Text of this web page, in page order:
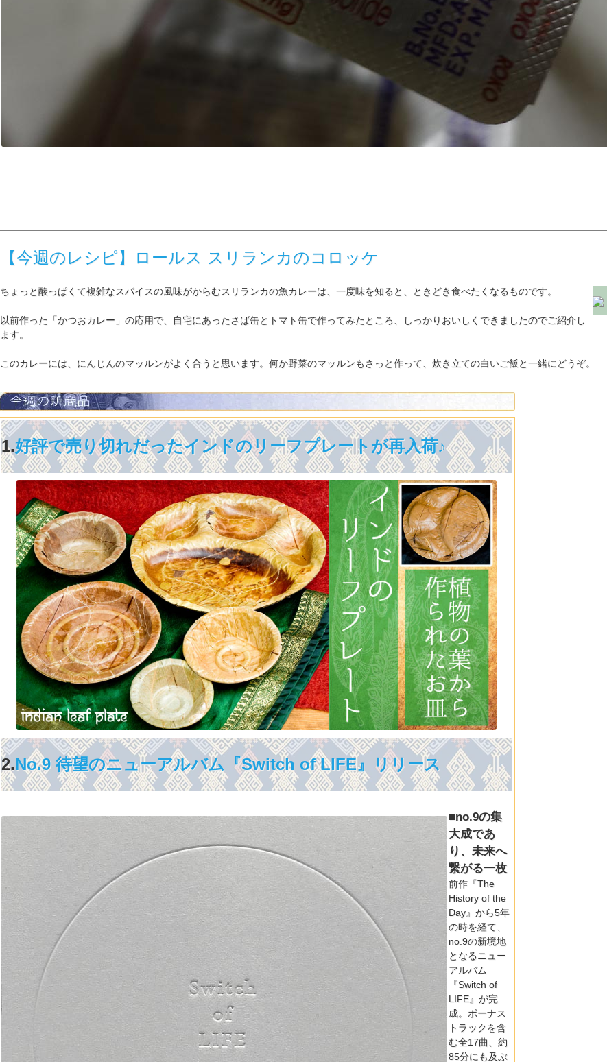
【今週のレシピ】ロールス スリランカのコロッケ
ちょっと酸っぱくて複雑なスパイスの風味がからむスリランカの魚カレーは、一度味を知ると、ときどき食べたくなるものです。
以前作った「かつおカレー」の応用で、自宅にあったさば缶とトマト缶で作ってみたところ、しっかりおいしくできましたのでご紹介し
ます。
このカレーには、にんじんのマッルンがよく合うと思います。何か野菜のマッルンもさっと作って、炊き立ての白いご飯と一緒にどうぞ。
1.好評で売り切れだったインドのリーフプレートが再入荷♪
2.No.9 待望のニューアルバム『Switch of LIFE』リリース
■no.9の集
大成であ
り、未来へ
繋がる一枚
前作『The
History of the
Day』から5年
の時を経て、
no.9の新境地
となるニュー
アルバム
『Switch of
LIFE』が完
成。ボーナス
トラックを含
む全17曲、約
85分にも及ぶ